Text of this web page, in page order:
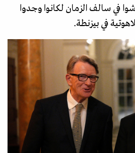
في سالف الزمان لكانوا وجدوا
في بيزنطة.